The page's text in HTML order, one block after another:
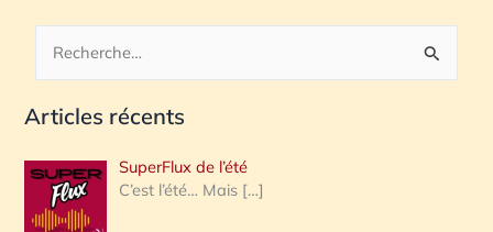
c
e
r
Articles récents
SuperFlux de l’été
C’est l’été… Mais […]